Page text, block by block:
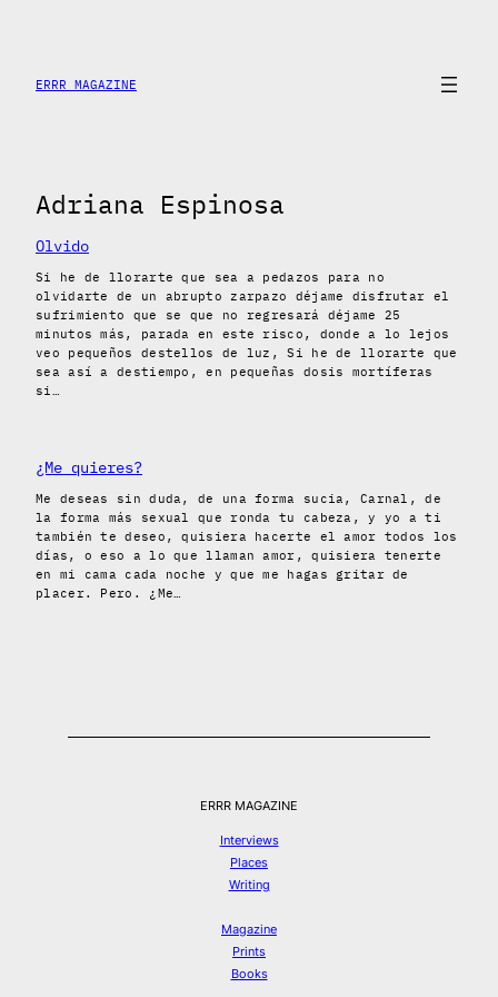
content
ERRR MAGAZINE
Adriana Espinosa
Olvido
Si he de llorarte que sea a pedazos para no
olvidarte de un abrupto zarpazo déjame disfrutar el
sufrimiento que se que no regresará déjame 25
minutos más, parada en este risco, donde a lo lejos
veo pequeños destellos de luz, Si he de llorarte que
sea así a destiempo, en pequeñas dosis mortíferas
si…
¿Me quieres?
Me deseas sin duda, de una forma sucia, Carnal, de
la forma más sexual que ronda tu cabeza, y yo a ti
también te deseo, quisiera hacerte el amor todos los
días, o eso a lo que llaman amor, quisiera tenerte
en mi cama cada noche y que me hagas gritar de
placer. Pero. ¿Me…
ERRR MAGAZINE
Interviews
Places
Writing
Magazine
Prints
Books